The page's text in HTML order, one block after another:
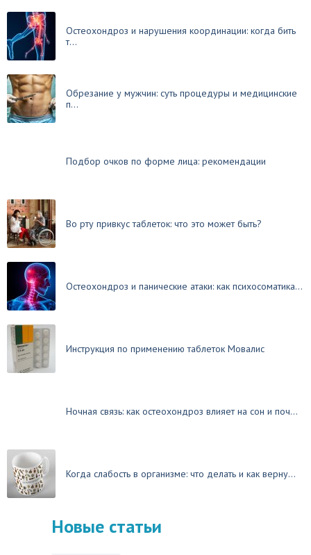
Остеохондроз и нарушения координации: когда бить
т...
Обрезание у мужчин: суть процедуры и медицинские
п...
Подбор очков по форме лица: рекомендации
Во рту привкус таблеток: что это может быть?
Остеохондроз и панические атаки: как психосоматика...
Инструкция по применению таблеток Мовалис
Ночная связь: как остеохондроз влияет на сон и поч...
Когда слабость в организме: что делать и как верну...
Новые статьи